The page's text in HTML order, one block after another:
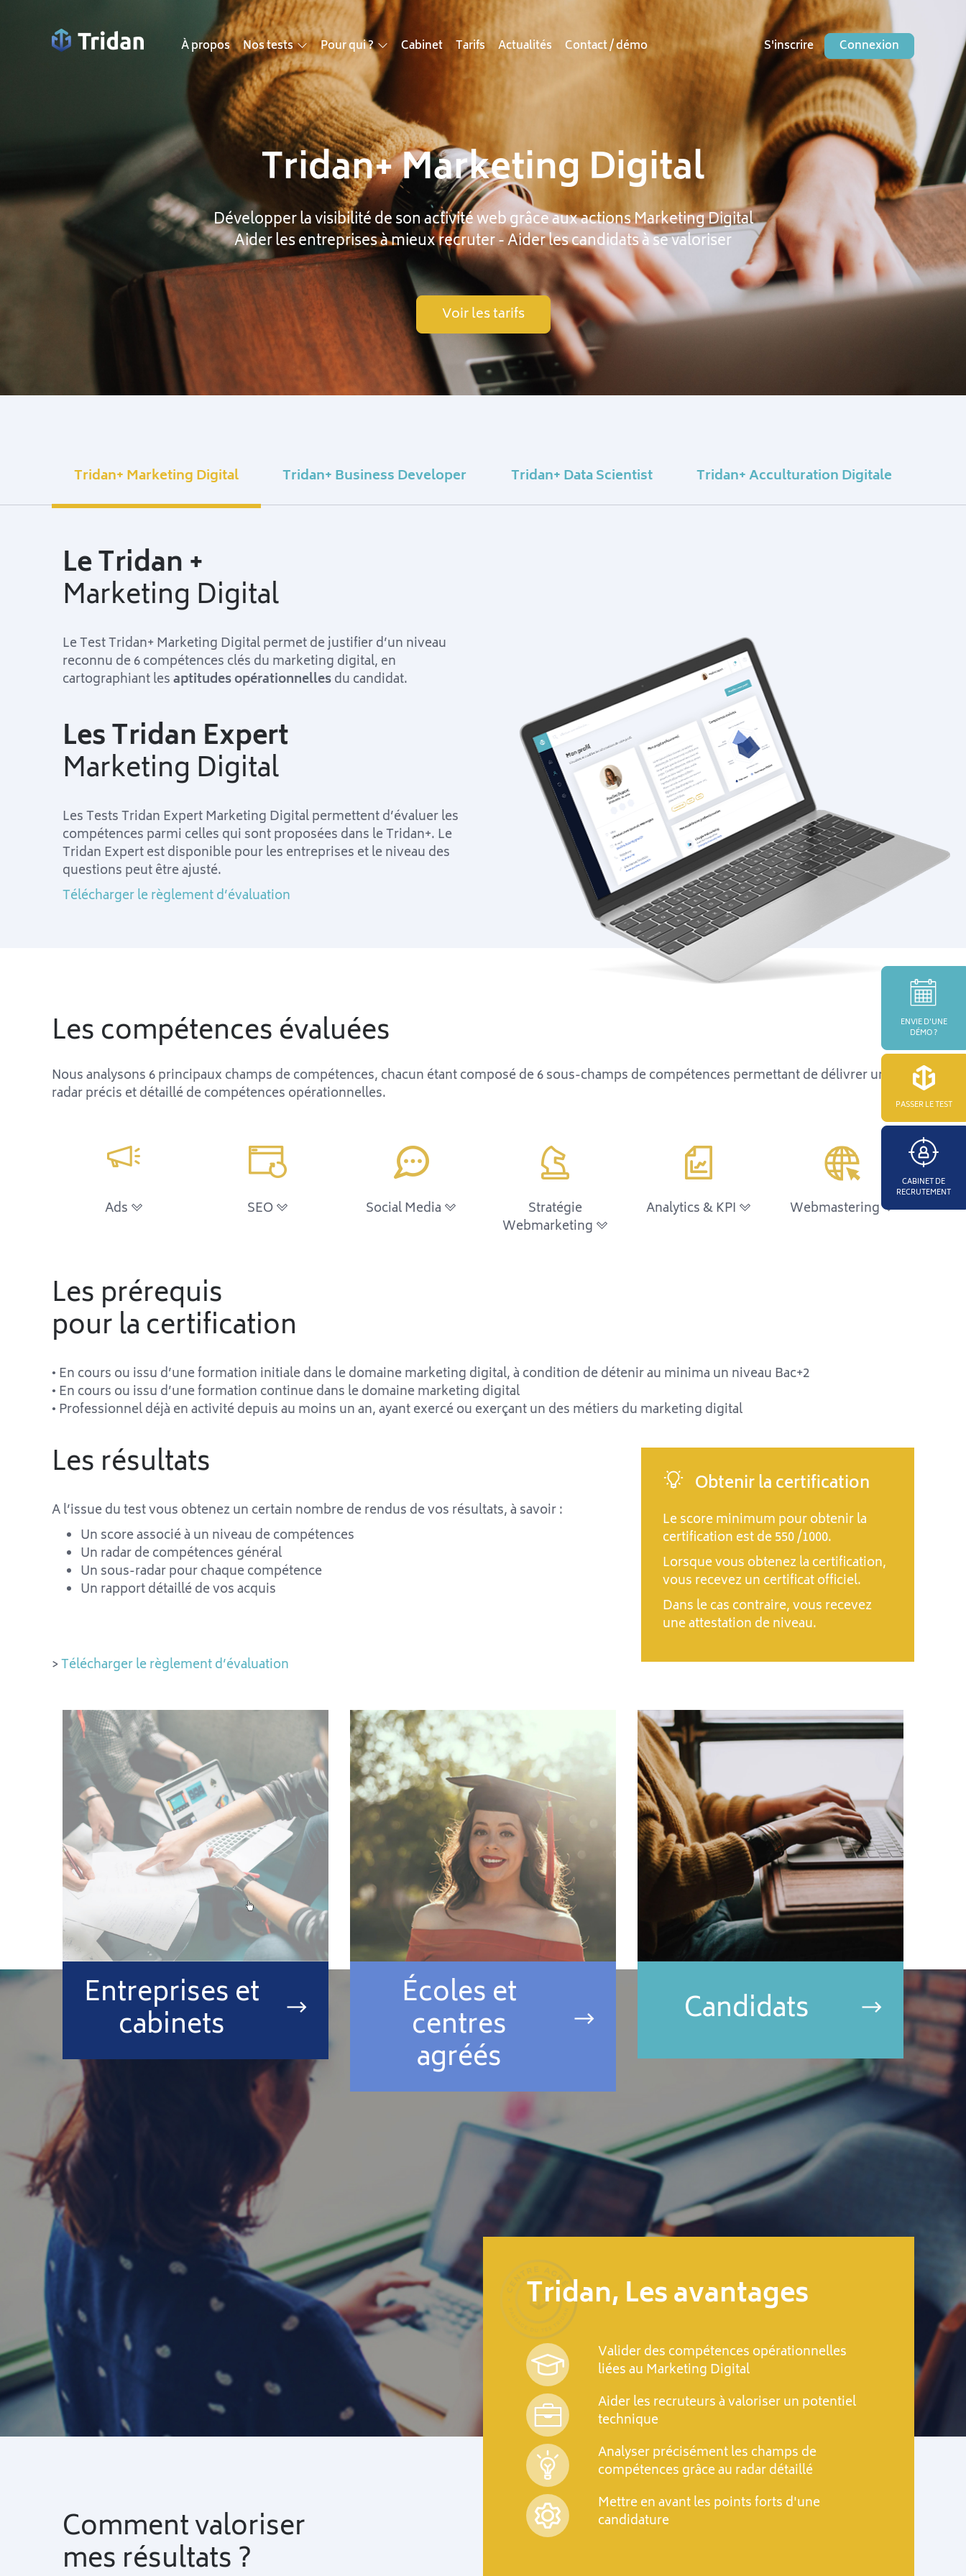
À propos Nos tests Pour qui ? Cabinet Tarifs Actualités Contact / démo S'inscrire Connexion
ENVIE D'UNE
DÉMO ?
PASSER LE TEST
CABINET DE
RECRUTEMENT
Tridan+ Marketing Digital
Développer la visibilité de son activité web grâce aux actions Marketing Digital
Aider les entreprises à mieux recruter - Aider les candidats à se valoriser
Voir les tarifs
Tridan+ Marketing Digital Tridan+ Business Developer Tridan+ Data Scientist Tridan+ Acculturation Digitale
Le Tridan +
Marketing Digital
Le Test Tridan+ Marketing Digital permet de justifier d’un niveau
reconnu de 6 compétences clés du marketing digital, en
cartographiant lesaptitudes opérationnellesdu candidat.
Les Tridan Expert
Marketing Digital
Les Tests Tridan Expert Marketing Digital permettent d’évaluer les
compétences parmi celles qui sont proposées dans le Tridan+. Le
Tridan Expert est disponible pour les entreprises et le niveau des
questions peut être ajusté.
Télécharger le règlement d’évaluation
Les compétences évaluées
Nous analysons 6 principaux champs de compétences, chacun étant composé de 6 sous-champs de compétences permettant de délivrer un
radar précis et détaillé de compétences opérationnelles.
Ads SEO Social Media
Stratégie
Webmarketing
Analytics & KPI Webmastering
Les prérequis
pour la certification
• En cours ou issu d’une formation initiale dans le domaine marketing digital, à condition de détenir au minima un niveau Bac+2
• En cours ou issu d’une formation continue dans le domaine marketing digital
• Professionnel déjà en activité depuis au moins un an, ayant exercé ou exerçant un des métiers du marketing digital
Les résultats
A l’issue du test vous obtenez un certain nombre de rendus de vos résultats, à savoir :
Un score associé à un niveau de compétences
Un radar de compétences général
Un sous-radar pour chaque compétence
Un rapport détaillé de vos acquis
>Télécharger le règlement d’évaluation
Obtenir la certification
Le score minimum pour obtenir la
certification est de 550 /1000.
Lorsque vous obtenez la certification,
vous recevez un certificat officiel.
Dans le cas contraire, vous recevez
une attestation de niveau.
Entreprises et
cabinets
Écoles et
centres
agréés
Candidats
Tridan, Les avantages
Valider des compétences opérationnelles
liées au Marketing Digital
Aider les recruteurs à valoriser un potentiel
technique
Analyser précisément les champs de
compétences grâce au radar détaillé
Mettre en avant les points forts d'une
candidature
Comment valoriser
mes résultats ?